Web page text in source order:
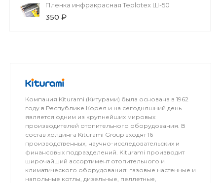
Пленка инфракрасная Teplotex Ш-50
350 ₽
Компания Kiturami (Китурами) была основана в 1962
году в Республике Корея и на сегодняшний день
является одним из крупнейших мировых
производителей отопительного оборудования. В
состав холдинга Kiturami Group входят 16
производственных, научно-исследовательских и
финансовых подразделений. Kiturami производит
широчайший ассортимент отопительного и
климатического оборудования: газовые настенные и
напольные котлы, дизельные, пеллетные,